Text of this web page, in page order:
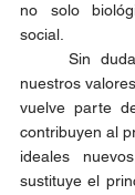
no solo
social.
	Sin duda, la correspondencia entre
nuestros
vuelve parte
contribuyen al
ideales
sustituye el